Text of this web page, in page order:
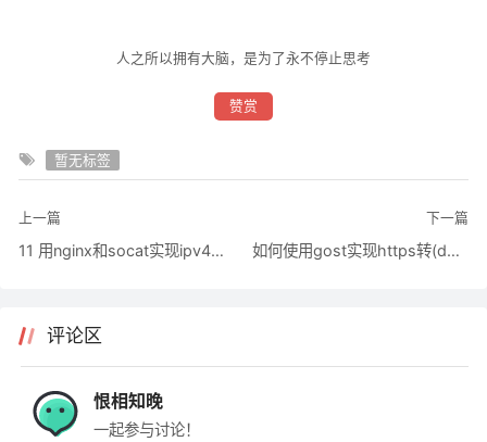
人之所以拥有大脑，是为了永不停止思考
赞赏
暂无标签
上一篇
11 用nginx和socat实现ipv4与ipv6的转换
下一篇
如何使用gost实现https转(dai)发(li)
评论区
恨相知晚
一起参与讨论！